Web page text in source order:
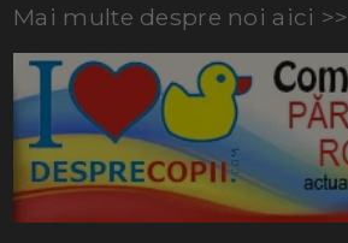
Mai multe despre noi aici >>